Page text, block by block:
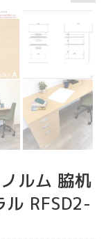
ルム 脇机
RFSD2-